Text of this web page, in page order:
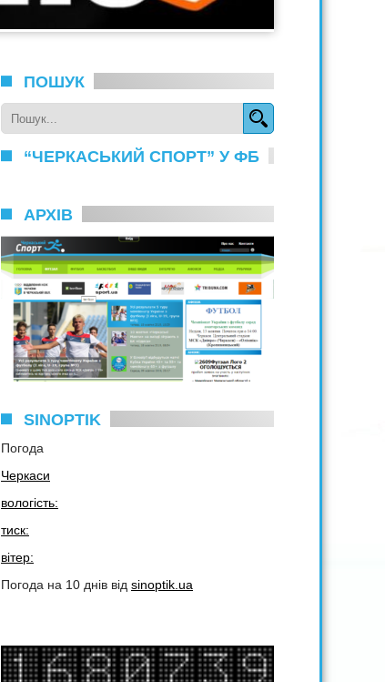
ПОШУК
“ЧЕРКАСЬКИЙ СПОРТ” У ФБ
АРХІВ
SINOPTIK
Погода
Черкаси
вологість:
тиск:
вітер:
Погода на 10 днів від sinoptik.ua